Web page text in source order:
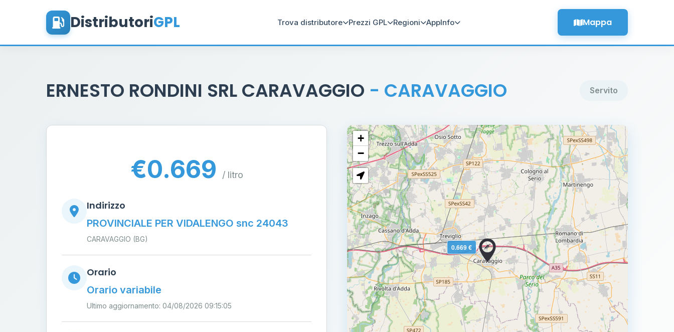
DistributoriGPL Trova distributore Prezzi GPL Regioni AppInfo Mappa
ERNESTO RONDINI SRL CARAVAGGIO - CARAVAGGIO Servito
€0.669 / litro
Indirizzo
PROVINCIALE PER VIDALENGO snc 24043
CARAVAGGIO (BG)
Orario
Orario variabile
Ultimo aggiornamento: 04/08/2026 09:15:05
0.669 €
+
−